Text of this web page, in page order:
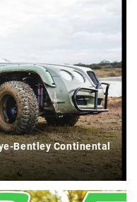
Bentley Continental